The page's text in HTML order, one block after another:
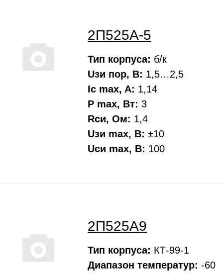
2П525А-5
Тип корпуса: б/к
Uзи пор, В: 1,5…2,5
Ic max, A: 1,14
P max, Вт: 3
Rси, Oм: 1,4
Uзи max, В: ±10
Uси max, В: 100
2П525А9
Тип корпуса: КТ-99-1
Диапазон температур: -60